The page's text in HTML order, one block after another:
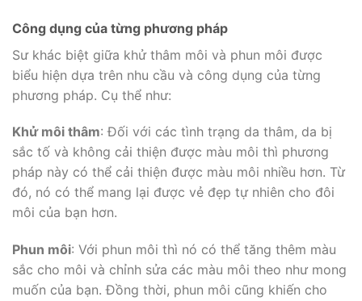
Công dụng của từng phương pháp
Sư khác biệt giữa khử thâm môi và phun môi được
biểu hiện dựa trên nhu cầu và công dụng của từng
phương pháp. Cụ thể như:
Khử môi thâm: Đối với các tình trạng da thâm, da bị
sắc tố và không cải thiện được màu môi thì phương
pháp này có thể cải thiện được màu môi nhiều hơn. Từ
đó, nó có thể mang lại được vẻ đẹp tự nhiên cho đôi
môi của bạn hơn.
Phun môi: Với phun môi thì nó có thể tăng thêm màu
sắc cho môi và chỉnh sửa các màu môi theo như mong
muốn của bạn. Đồng thời, phun môi cũng khiến cho